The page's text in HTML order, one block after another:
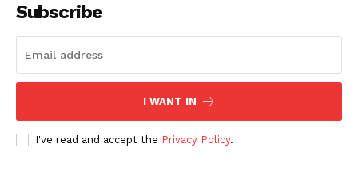
Subscribe
I WANT IN
I've read and accept the Privacy Policy.